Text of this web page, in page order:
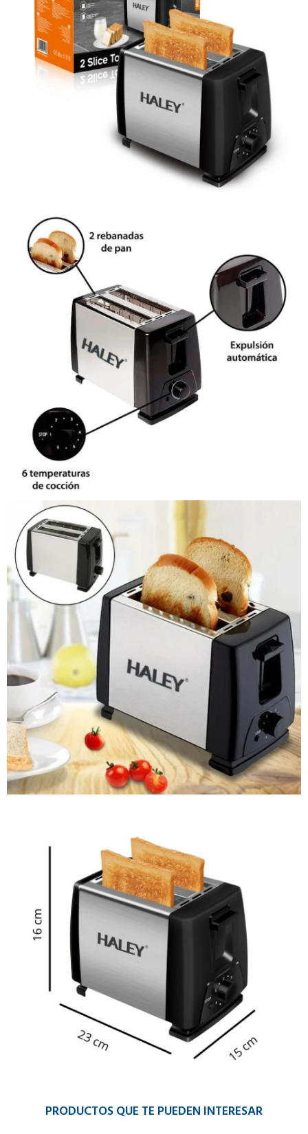
PRODUCTOS QUE TE PUEDEN INTERESAR